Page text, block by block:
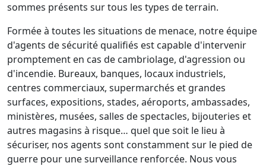
sommes présents sur tous les types de terrain.
Formée à toutes les situations de menace, notre équipe
d'agents de sécurité qualifiés est capable d'intervenir
promptement en cas de cambriolage, d'agression ou
d'incendie. Bureaux, banques, locaux industriels,
centres commerciaux, supermarchés et grandes
surfaces, expositions, stades, aéroports, ambassades,
ministères, musées, salles de spectacles, bijouteries et
autres magasins à risque… quel que soit le lieu à
sécuriser, nos agents sont constamment sur le pied de
guerre pour une surveillance renforcée. Nous vous